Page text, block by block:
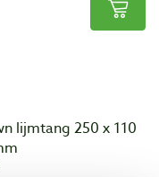
lijmtang 250 x 110